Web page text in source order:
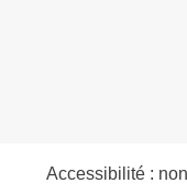
Accessibilité :